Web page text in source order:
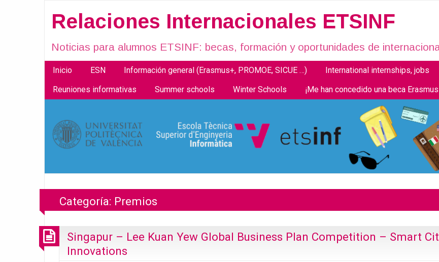
Relaciones Internacionales ETSINF
Noticias para alumnos ETSINF: becas, formación y oportunidades de
Inicio ESN Información general (Erasmus+, PROMOE, SICUE …) International internships, jobs
Reuniones informativas Summer schools Winter Schools ¡Me han concedido una beca
Categoría: Premios
Singapur – Lee Kuan Yew Global Business Plan Competition – Smart
Innovations